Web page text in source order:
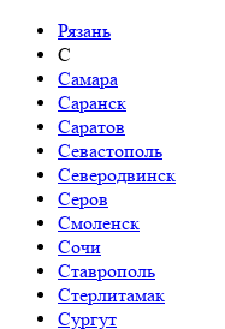
Рязань
С
Самара
Саранск
Саратов
Севастополь
Северодвинск
Серов
Смоленск
Сочи
Ставрополь
Стерлитамак
Сургут